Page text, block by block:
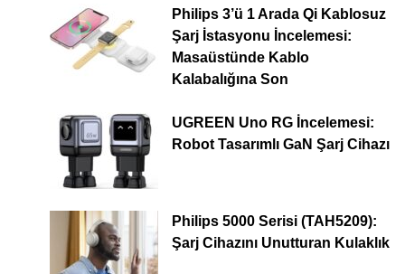
Philips 3’ü 1 Arada Qi Kablosuz
Şarj İstasyonu İncelemesi:
Masaüstünde Kablo
Kalabalığına Son
UGREEN Uno RG İncelemesi:
Robot Tasarımlı GaN Şarj Cihazı
Philips 5000 Serisi (TAH5209):
Şarj Cihazını Unutturan Kulaklık